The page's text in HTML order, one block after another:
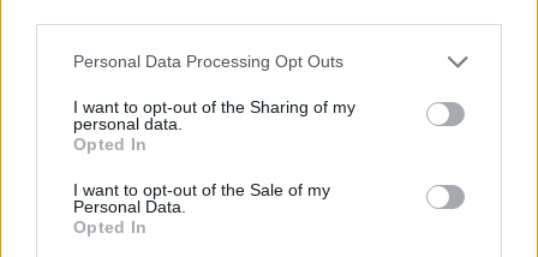
Personal Data Processing Opt Outs
I want to opt-out of the Sharing of my
personal data.
Opted In
I want to opt-out of the Sale of my
Personal Data.
Opted In
σωματοφύλακες…η αδελφότητα της Μονής μας
αριθμεί σήμερα περί τα 25 άτομα, αριθμός ο
οποίος αυξάνεται», απαντά ο κ. Βαρθολομαίος. Οι
ζήτημα της Μονής Εσφιγμένου. Και οι δύο πλευρές
συγκεντρώνουν φανατικούς πιστούς που